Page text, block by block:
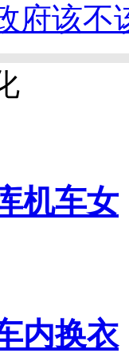
府该不
机车女
内换衣